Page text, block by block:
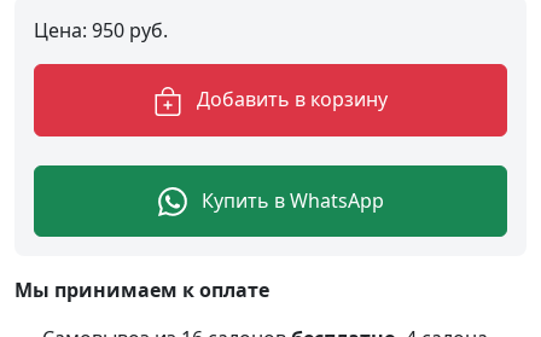
Цена: 950 руб.
Добавить в корзину
Купить в WhatsApp
Мы принимаем к оплате